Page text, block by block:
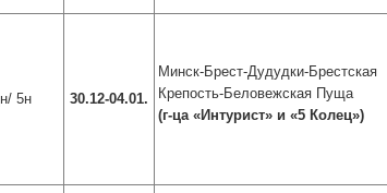
5н 30.12-04.01.
Минск-Брест-Дудудки-Брестская
Крепость-Беловежская Пуща
(г-ца «Интурист» и «5 Колец»)